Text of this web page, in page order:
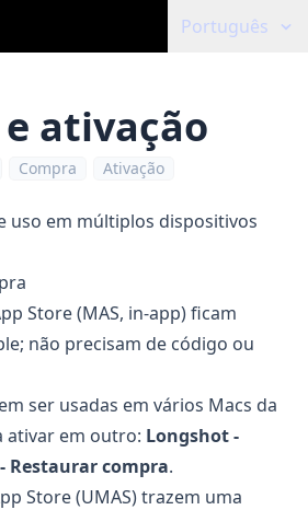
Português
ativação
Compra Ativação
uso em múltiplos dispositivos
Store (MAS, in-app) ficam
não precisam de código ou
ser usadas em vários Macs da
ativar em outro: Longshot -
Restaurar compra.
Store (UMAS) trazem uma